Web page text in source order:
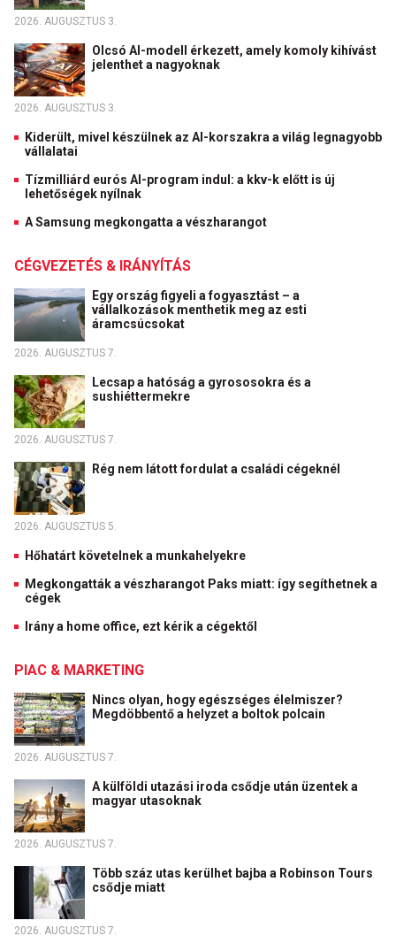
2026. AUGUSZTUS 3.
Olcsó AI-modell érkezett, amely komoly kihívást
jelenthet a nagyoknak
2026. AUGUSZTUS 3.
Kiderült, mivel készülnek az AI-korszakra a világ legnagyobb
vállalatai
Tízmilliárd eurós AI-program indul: a kkv-k előtt is új
lehetőségek nyílnak
A Samsung megkongatta a vészharangot
CÉGVEZETÉS & IRÁNYÍTÁS
Egy ország figyeli a fogyasztást – a
vállalkozások menthetik meg az esti
áramcsúcsokat
2026. AUGUSZTUS 7.
Lecsap a hatóság a gyrososokra és a
sushiéttermekre
2026. AUGUSZTUS 7.
Rég nem látott fordulat a családi cégeknél
2026. AUGUSZTUS 5.
Hőhatárt követelnek a munkahelyekre
Megkongatták a vészharangot Paks miatt: így segíthetnek a
cégek
Irány a home office, ezt kérik a cégektől
PIAC & MARKETING
Nincs olyan, hogy egészséges élelmiszer?
Megdöbbentő a helyzet a boltok polcain
2026. AUGUSZTUS 7.
A külföldi utazási iroda csődje után üzentek a
magyar utasoknak
2026. AUGUSZTUS 7.
Több száz utas kerülhet bajba a Robinson Tours
csődje miatt
2026. AUGUSZTUS 7.